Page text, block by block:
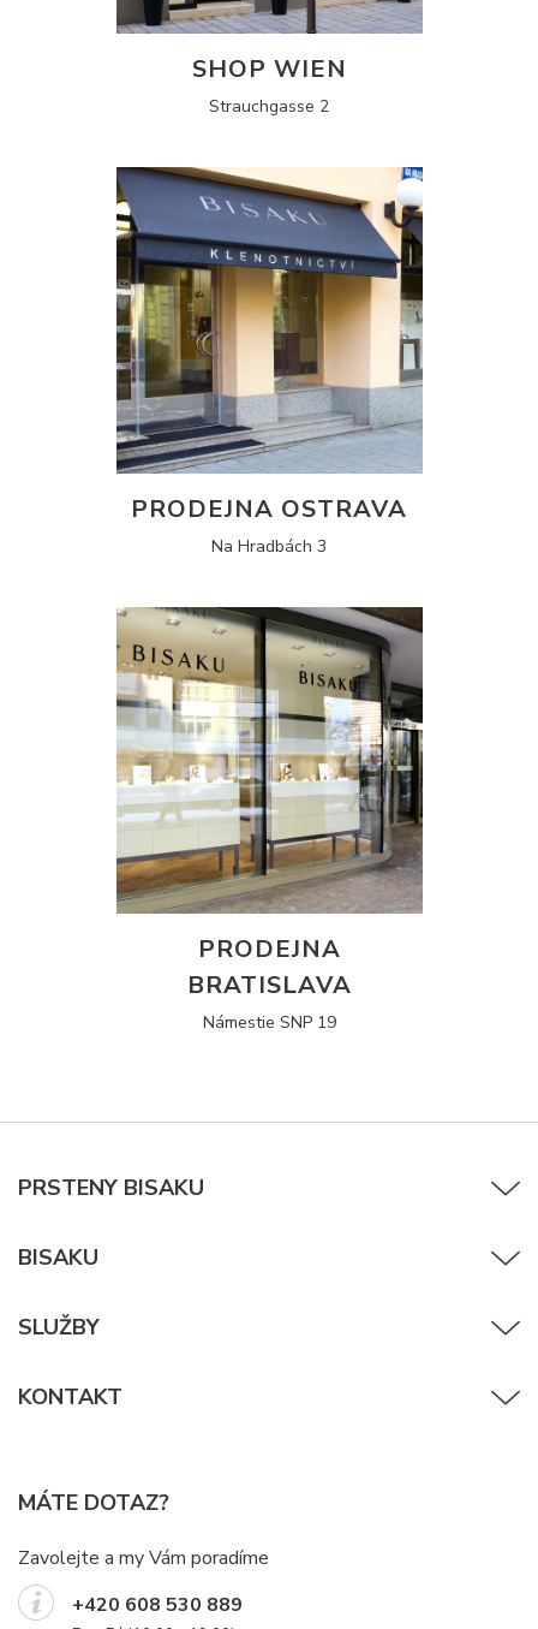
SHOP WIEN
Strauchgasse 2
PRODEJNA OSTRAVA
Na Hradbách 3
PRODEJNA
BRATISLAVA
Námestie SNP 19
PRSTENY BISAKU
BISAKU
SLUŽBY
KONTAKT
MÁTE DOTAZ?
Zavolejte a my Vám poradíme
+420 608 530 889